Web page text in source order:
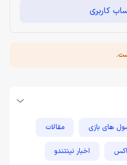
کاربری
های بازی مقالات
اخبار نینتندو